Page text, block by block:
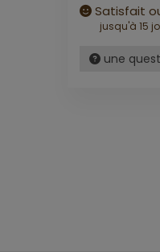
Satisfait
jusqu'à 15
une